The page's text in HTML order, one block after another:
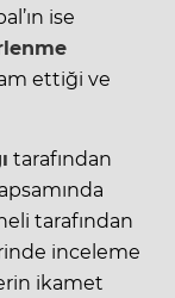
ise
ettiği ve
tarafından
tarafından
inceleme
ikamet